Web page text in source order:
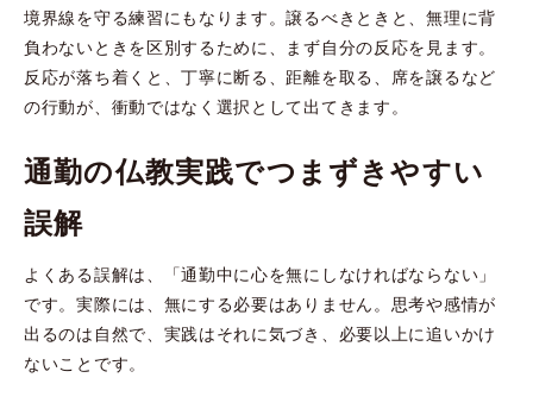
境界線を守る練習にもなります。譲るべきときと、無理に背
負わないときを区別するために、まず自分の反応を見ます。
反応が落ち着くと、丁寧に断る、距離を取る、席を譲るなど
の行動が、衝動ではなく選択として出てきます。
通勤の仏教実践でつまずきやすい
誤解
よくある誤解は、「通勤中に心を無にしなければならない」
です。実際には、無にする必要はありません。思考や感情が
出るのは自然で、実践はそれに気づき、必要以上に追いかけ
ないことです。